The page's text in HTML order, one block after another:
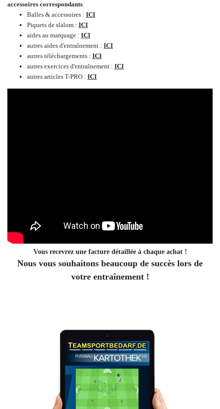
accessoires correspondants:
Balles & accessoires : ICI
Piquets de slalom : ICI
aides au marquage : ICI
autres aides d'entraînement : ICI
autres téléchargements : ICI
autres exercices d'entraînement : ICI
autres articles T-PRO : ICI
Vous recevrez une facture détaillée à chaque achat !
Nous vous souhaitons beaucoup de succès lors de
votre entraînement !